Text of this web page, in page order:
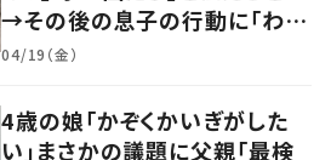
→その後の息子の行動に「わか
るよその気持ち」「うちの子も！」
04/19（金）
4歳の娘「かぞくかいぎがした
い」まさかの議題に父親「最検